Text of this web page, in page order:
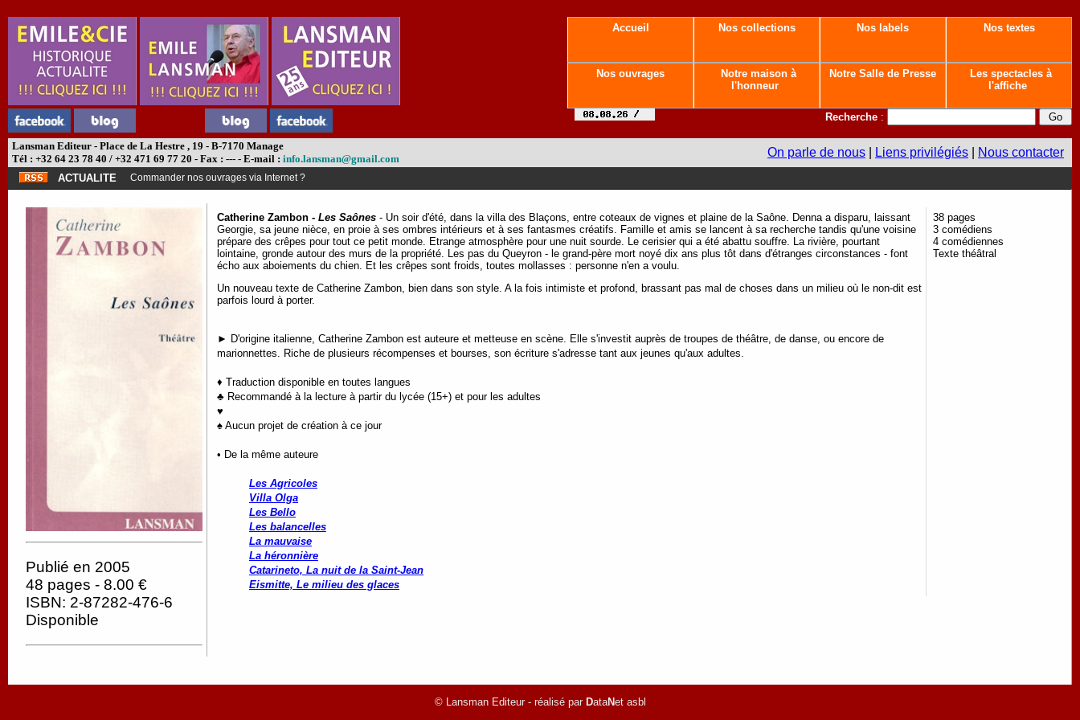
Accueil Nos collections Nos labels Nos textes
Nos ouvrages
Notre maison à
l'honneur
Notre Salle de Presse
Les spectacles à
l'affiche
Recherche :
Lansman Editeur - Place de La Hestre , 19 - B-7170 Manage
Tél : +32 64 23 78 40 / +32 471 69 77 20 - Fax : --- - E-mail : info.lansman@gmail.com On parle de nous Liens privilégiés Nous contacter
ACTUALITE Commander nos ouvrages via Internet ?
Publié en 2005
48 pages - 8.00 €
ISBN: 2-87282-476-6
Disponible
Catherine Zambon - Les Saônes - Un soir d'été, dans la villa des Blaçons, entre coteaux de vignes et plaine de la Saône. Denna a disparu, laissant
Georgie, sa jeune nièce, en proie à ses ombres intérieurs et à ses fantasmes créatifs. Famille et amis se lancent à sa recherche tandis qu'une voisine
prépare des crêpes pour tout ce petit monde. Etrange atmosphère pour une nuit sourde. Le cerisier qui a été abattu souffre. La rivière, pourtant
lointaine, gronde autour des murs de la propriété. Les pas du Queyron - le grand-père mort noyé dix ans plus tôt dans d'étranges circonstances - font
écho aux aboiements du chien. Et les crêpes sont froids, toutes mollasses : personne n'en a voulu.
Un nouveau texte de Catherine Zambon, bien dans son style. A la fois intimiste et profond, brassant pas mal de choses dans un milieu où le non-dit est
parfois lourd à porter.
► D'origine italienne, Catherine Zambon est auteure et metteuse en scène. Elle s'investit auprès de troupes de théâtre, de danse, ou encore de
marionnettes. Riche de plusieurs récompenses et bourses, son écriture s'adresse tant aux jeunes qu'aux adultes.
♦ Traduction disponible en toutes langues
♣ Recommandé à la lecture à partir du lycée (15+) et pour les adultes
♥
♠ Aucun projet de création à ce jour
• De la même auteure
Les Agricoles
Villa Olga
Les Bello
Les balancelles
La mauvaise
La héronnière
Catarineto, La nuit de la Saint-Jean
Eismitte, Le milieu des glaces
38 pages
3 comédiens
4 comédiennes
Texte théâtral
© Lansman Editeur - réalisé par DataNet asbl